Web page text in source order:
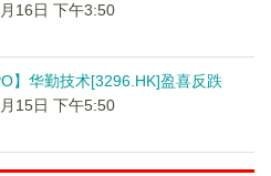
16日 下午3:50
】华勤技术[3296.HK]盈喜反跌
15日 下午5:50